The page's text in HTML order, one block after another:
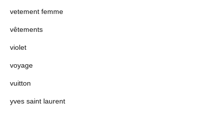
vetement femme
vêtements
violet
voyage
vuitton
yves saint laurent